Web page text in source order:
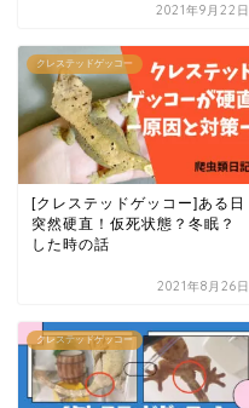
2021年9月22日
クレステッドゲッコー
[クレステッドゲッコー]ある日
突然硬直！仮死状態？冬眠？
した時の話
2021年8月26日
クレステッドゲッコー